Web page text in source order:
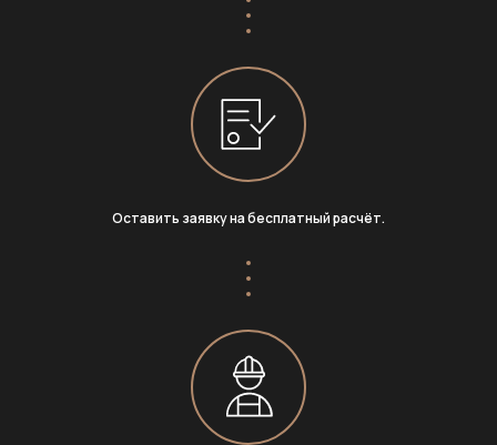
Оставить заявку на бесплатный расчёт.